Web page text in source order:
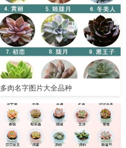
多肉名字图片大全品种